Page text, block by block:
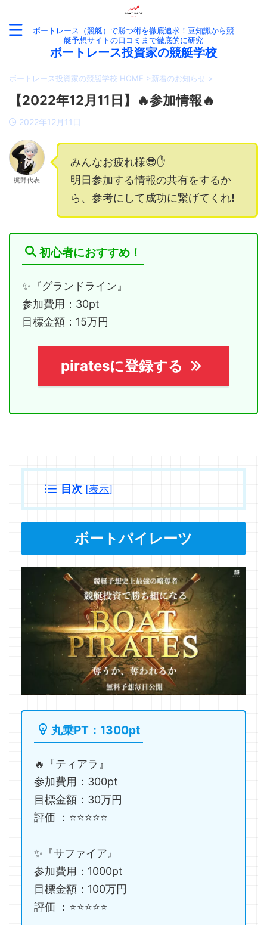
ボートレース（競艇）で勝つ術を徹底追求！豆知識から競
艇予想サイトの口コミまで徹底的に研究
ボートレース投資家の競艇学校
ボートレース投資家の競艇学校 HOME >新着のお知らせ >
【2022年12月11日】🔥参加情報🔥
2022年12月11日
梶野代表
みんなお疲れ様😎✋
明日参加する情報の共有をするか
ら、参考にして成功に繋げてくれ❗️
初心者におすすめ！
✨『グランドライン』
参加費用：30pt
目標金額：15万円
piratesに登録する
目次 [表示]
ボートパイレーツ
丸乗PT：1300pt
🔥『ティアラ』
参加費用：300pt
目標金額：30万円
評価 ：⭐️⭐️⭐️⭐️⭐️
✨『サファイア』
参加費用：1000pt
目標金額：100万円
評価 ：⭐️⭐️⭐️⭐️⭐️